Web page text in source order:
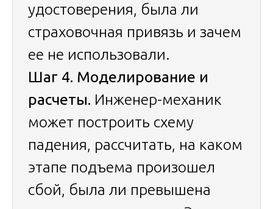
удостоверения, была ли
страховочная привязь и зачем
ее не использовали.
Шаг 4. Моделирование и
расчеты. Инженер-механик
может построить схему
падения, рассчитать, на каком
этапе подъема произошел
сбой, была ли превышена